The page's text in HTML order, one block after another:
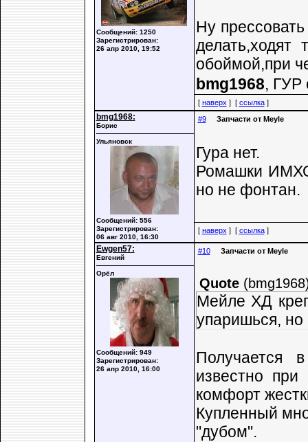
Сообщений: 1250
Зарегистрирован:
26 апр 2010, 19:52
Ну
обоймой,при
bmg1968, ГУР
[ наверх ] [ ссылка]
bmg1968:
Борис
Ульяновск
Сообщений: 556
Зарегистрирован:
06 авг 2010, 16:30
#9 Запчасти от Meyle
Гура нет.
Ромашки
но не фонтан.
[ наверх ] [ ссылка]
Ewgen57:
Евгений
Орёл
Сообщений: 949
Зарегистрирован:
26 апр 2010, 16:00
#10 Запчасти от Meyle
Quote(bmg1968
Мейле ХД
упаришься, но
Получается
известно
комфорт
Купленный
"дубом".